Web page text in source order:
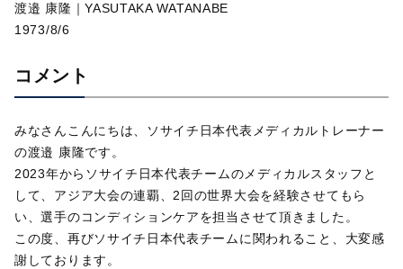
渡邉 康隆｜YASUTAKA WATANABE
1973/8/6
コメント
みなさんこんにちは、ソサイチ日本代表メディカルトレーナー
の渡邉 康隆です。
2023年からソサイチ日本代表チームのメディカルスタッフと
して、アジア大会の連覇、2回の世界大会を経験させてもら
い、選手のコンディションケアを担当させて頂きました。
この度、再びソサイチ日本代表チームに関われること、大変感
謝しております。